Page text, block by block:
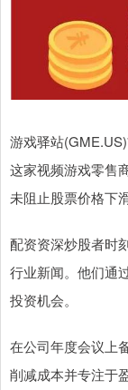
游戏驿站
这家视频游戏零售
未阻止股票价格下滑
配资资深炒股者时
行业新闻。他们通
投资机会。
在公司年度会议上
削减成本并专注于